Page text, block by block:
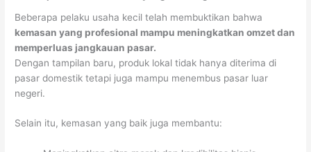
Beberapa pelaku usaha kecil telah membuktikan bahwa
kemasan yang profesional mampu meningkatkan omzet dan
memperluas jangkauan pasar.
Dengan tampilan baru, produk lokal tidak hanya diterima di
pasar domestik tetapi juga mampu menembus pasar luar
negeri.
Selain itu, kemasan yang baik juga membantu: